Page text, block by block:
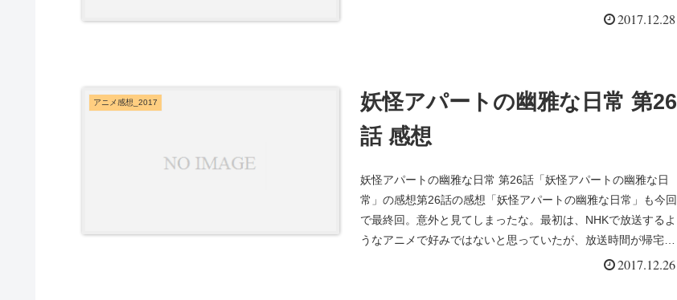
2017.12.28
アニメ感想_2017
妖怪アパートの幽雅な日常 第26
話 感想
妖怪アパートの幽雅な日常 第26話「妖怪アパートの幽雅な日
常」の感想第26話の感想「妖怪アパートの幽雅な日常」も今回
で最終回。意外と見てしまったな。最初は、NHKで放送するよ
うなアニメで好みではないと思っていたが、放送時間が帰宅
2017.12.26